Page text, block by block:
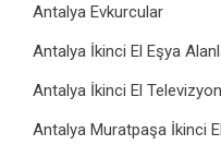
Antalya Evkurcular
Antalya İkinci El Eşya
Antalya İkinci El
Antalya Muratpaşa İkinci